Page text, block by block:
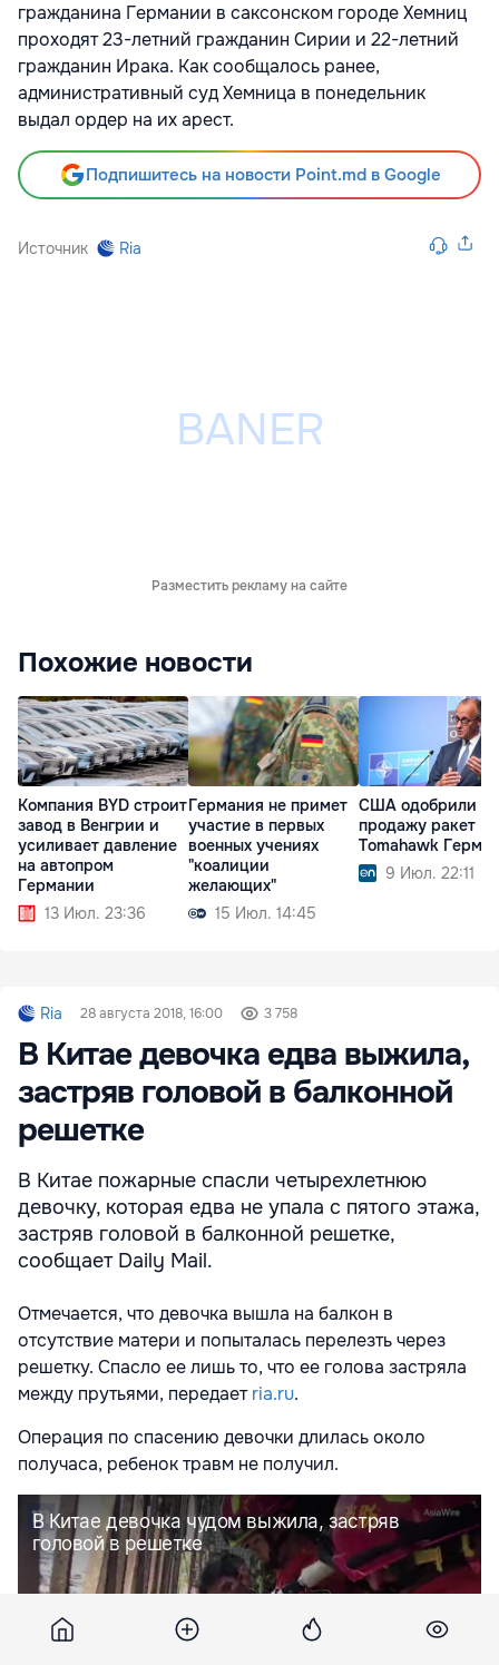
гражданина Германии в саксонском городе Хемниц
проходят 23-летний гражданин Сирии и 22-летний
гражданин Ирака. Как сообщалось ранее,
административный суд Хемница в понедельник
выдал ордер на их арест.
Подпишитесь на новости Point.md в Google
Источник Ria
Разместить рекламу на сайте
Похожие новости
Компания BYD строит
завод в Венгрии и
усиливает давление
на автопром
Германии
13 Июл. 23:36
Германия не примет
участие в первых
военных учениях
"коалиции
желающих"
15 Июл. 14:45
США одобрили
продажу ракет
Tomahawk
9 Июл. 22:11
Ria 28 августа 2018, 16:00 3 758
В Китае девочка едва выжила,
застряв головой в балконной
решетке
В Китае пожарные спасли четырехлетнюю
девочку, которая едва не упала с пятого этажа,
застряв головой в балконной решетке,
сообщает Daily Mail.
Отмечается, что девочка вышла на балкон в
отсутствие матери и попыталась перелезть через
решетку. Спасло ее лишь то, что ее голова застряла
между прутьями, передаетria.ru.
Операция по спасению девочки длилась около
получаса, ребенок травм не получил.